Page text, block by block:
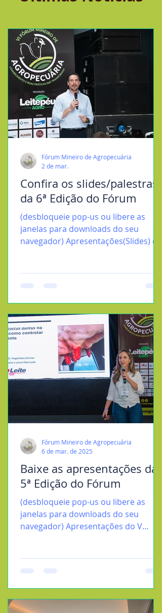
Confira os slides/palestras
da 6ª Edição do Fórum
(desbloqueie pop-us ou libere as
janelas para downloads do seu
navegador) Apresentações(Slides) do
Fórum Mineiro de Agropecuária
2 de mar.
Baixe as apresentações da
5ª Edição do Fórum
(desbloqueie pop-us ou libere as
janelas para downloads do seu
navegador) Apresentações do V
Fórum Mineiro de Agropecuária
6 de mar. de 2025